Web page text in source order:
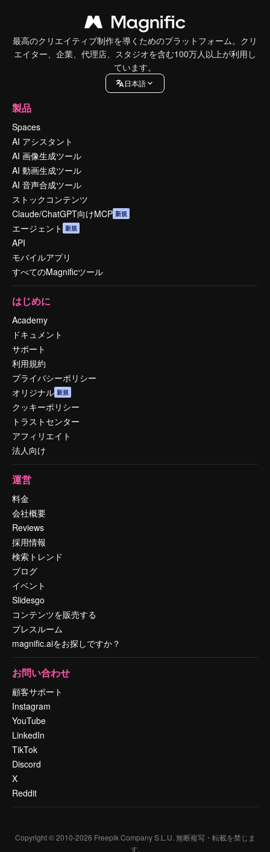
最高のクリエイティブ制作を導くためのプラットフォーム。クリ
エイター、企業、代理店、スタジオを含む100万人以上が利用し
ています。
日本語
製品
Spaces
AI アシスタント
AI 画像生成ツール
AI 動画生成ツール
AI 音声合成ツール
ストックコンテンツ
Claude/ChatGPT向けMCP 新規
エージェント 新規
API
モバイルアプリ
すべてのMagnificツール
はじめに
Academy
ドキュメント
サポート
利用規約
プライバシーポリシー
オリジナル 新規
クッキーポリシー
トラストセンター
アフィリエイト
法人向け
運営
料金
会社概要
Reviews
採用情報
検索トレンド
ブログ
イベント
Slidesgo
コンテンツを販売する
プレスルーム
magnific.aiをお探しですか？
お問い合わせ
顧客サポート
Instagram
YouTube
LinkedIn
TikTok
Discord
X
Reddit
Copyright © 2010-2026 Freepik Company S.L.U. 無断複写・転載を禁じま
す.